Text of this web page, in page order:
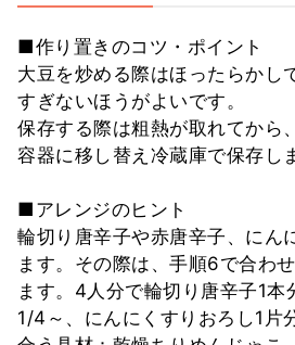
■作り置きのコツ・ポイント
大豆を炒める際はほったらかし
すぎないほうがよいです。
保存する際は粗熱が取れてから
容器に移し替え冷蔵庫で保存し
■アレンジのヒント
輪切り唐辛子や赤唐辛子、にん
ます。その際は、手順6で合わ
ます。4人分で輪切り唐辛子1本
1/4～、にんにくすりおろし1片